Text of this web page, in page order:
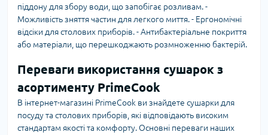
піддону для збору води, що запобігає розливам. -
Можливість зняття частин для легкого миття. - Ергономічні
відсіки для столових приборів. - Антибактеріальне покриття
або матеріали, що перешкоджають розмноженню бактерій.
Переваги використання сушарок з
асортименту PrimeCook
В інтернет-магазині PrimeCook ви знайдете сушарки для
посуду та столових приборів, які відповідають високим
стандартам якості та комфорту. Основні переваги наших